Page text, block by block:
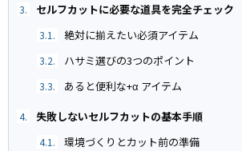
3. セルフカットに必要な道具を完全チェック
3.1. 絶対に揃えたい必須アイテム
3.2. ハサミ選びの3つのポイント
3.3. あると便利な+α アイテム
4. 失敗しないセルフカットの基本手順
4.1. 環境づくりとカット前の準備